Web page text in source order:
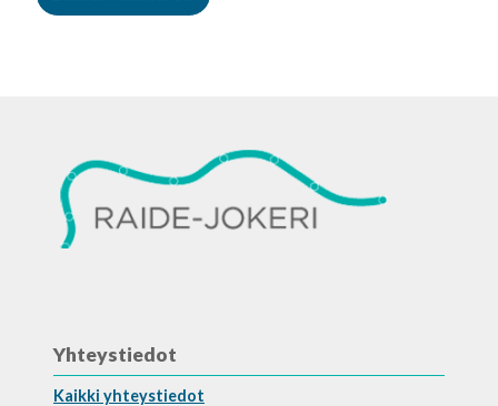
Yhteystiedot
Kaikki yhteystiedot